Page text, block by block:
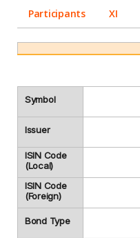
Participants XI
Symbol
Issuer
ISIN Code
(Local)
ISIN Code
(Foreign)
Bond Type